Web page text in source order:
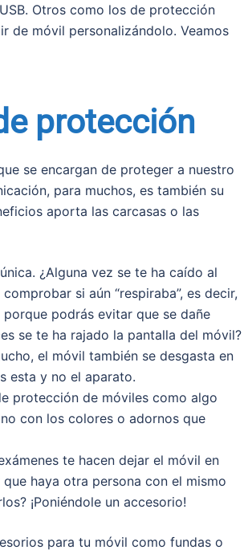
Otros como los de protección
de móvil personalizándolo. Veamos
protección
se encargan de proteger a nuestro
para muchos, es también su
aporta las carcasas o las
¿Alguna vez se te ha caído al
si aún “respiraba”, es decir,
podrás evitar que se dañe
se te ha rajado la pantalla del móvil?
el móvil también se desgasta en
esta y no el aparato.
protección de móviles como algo
con los colores o adornos que
te hacen dejar el móvil en
haya otra persona con el mismo
¡Poniéndole un accesorio!
para tu móvil como fundas o